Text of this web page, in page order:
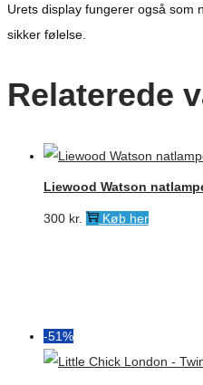
Urets display fungerer også som
sikker følelse.
Relaterede
Liewood Watson
300 kr. Køb her
-51%